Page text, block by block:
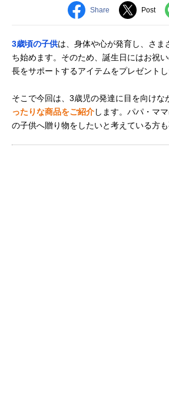
Share Post
3歳頃の子供は、身体や心が発育し、さま
ち始めます。そのため、誕生日にはお祝
長をサポートするアイテムをプレゼントし
そこで今回は、3歳児の発達に目を向けな
ったりな商品をご紹介します。パパ・マ
の子供へ贈り物をしたいと考えている方も